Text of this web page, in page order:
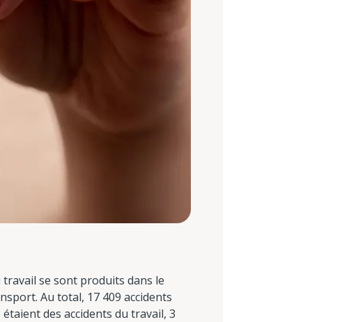
travail se sont produits dans le
Au total, 17 409 accidents
des accidents du travail, 3